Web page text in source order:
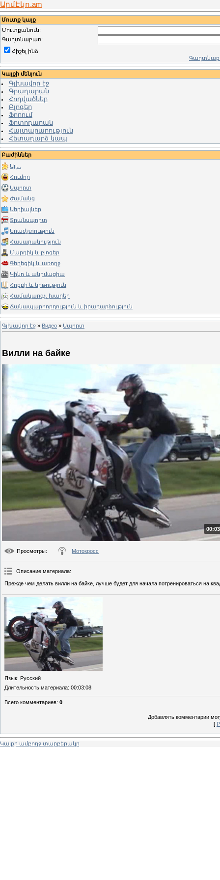
ԱրմԷկո.am
Մուտք կայք
Մուտքանուն:
Գաղտնաբառ:
Հիշել ինձ
Կայքի մենյուն
Գլխավոր էջ
Գրադարան
Հոդվածներ
Բլոգեր
Ֆորում
Ֆոտոդարան
Հայտարարություն
Հետադարձ կապ
Բաժիններ
Այլ...
Հումոր
Սպորտ
Ժամանց
Սերիալներ
Տրանսպորտ
Երաժշտություն
Հասարակություն
Մարդիկ և բլոգեր
Գեղեցիկ և առողջ
Կինո և անիմացիա
Հոբբի և կրթություն
Համակարգչ. խաղեր
Ճանապարհորդություն և իրադարձություն
Գլխավոր էջ » Видео » Սպորտ
Вилли на байке
Просмотры: Мотокросс
Описание материала:
Прежде чем делать вилли на байке, лучше будет для начала потренироваться на
Язык: Русский
Длительность материала: 00:03:08
Всего комментариев: 0
Добавлять комментарии
[
Կայքի ամբողջ տարբերակը